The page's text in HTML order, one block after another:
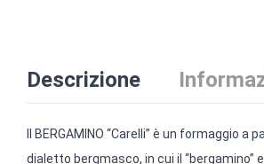
Descrizione
Il BERGAMINO “Carelli” è un
dialetto bergmasco, in cui il “bergamino”